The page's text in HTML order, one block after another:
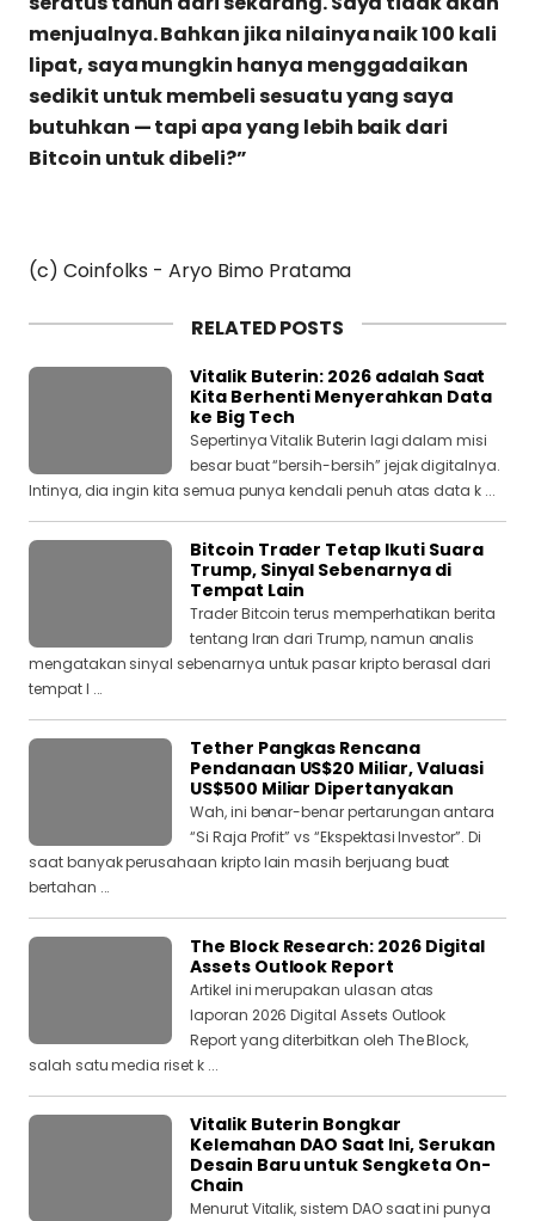
menjualnya. Bahkan jika nilainya naik 100 kali
lipat, saya mungkin hanya menggadaikan
sedikit untuk membeli sesuatu yang saya
butuhkan — tapi apa yang lebih baik dari
Bitcoin untuk dibeli?”
(c) Coinfolks - Aryo Bimo Pratama
RELATED POSTS
Vitalik Buterin: 2026 adalah Saat
Kita Berhenti Menyerahkan Data
ke Big Tech
Sepertinya Vitalik Buterin lagi dalam misi
besar buat “bersih-bersih” jejak digitalnya.
Intinya, dia ingin kita semua punya kendali penuh atas data k ...
Bitcoin Trader Tetap Ikuti Suara
Trump, Sinyal Sebenarnya di
Tempat Lain
Trader Bitcoin terus memperhatikan berita
tentang Iran dari Trump, namun analis
mengatakan sinyal sebenarnya untuk pasar kripto berasal dari
tempat l ...
Tether Pangkas Rencana
Pendanaan US$20 Miliar, Valuasi
US$500 Miliar Dipertanyakan
Wah, ini benar-benar pertarungan antara
“Si Raja Profit” vs “Ekspektasi Investor”. Di
saat banyak perusahaan kripto lain masih berjuang buat
bertahan ...
The Block Research: 2026 Digital
Assets Outlook Report
Artikel ini merupakan ulasan atas
laporan 2026 Digital Assets Outlook
Report yang diterbitkan oleh The Block,
salah satu media riset k ...
Vitalik Buterin Bongkar
Kelemahan DAO Saat Ini, Serukan
Desain Baru untuk Sengketa On-
Chain
Menurut Vitalik, sistem DAO saat ini punya